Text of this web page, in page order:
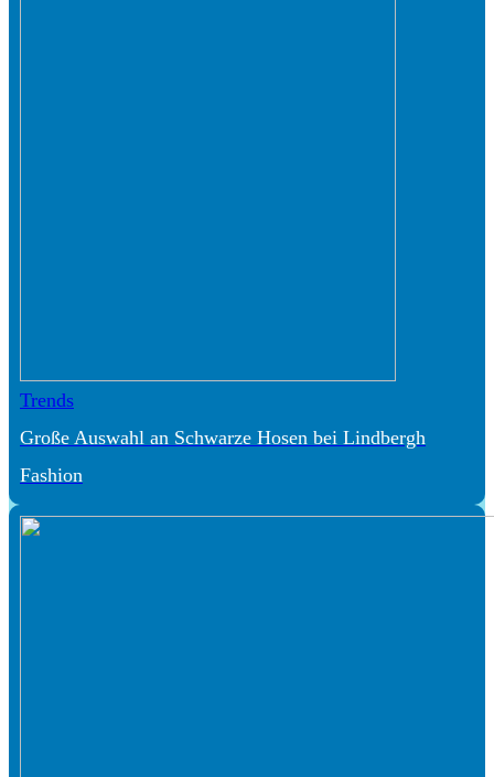
Trends
Große Auswahl an Schwarze Hosen bei Lindbergh
Fashion